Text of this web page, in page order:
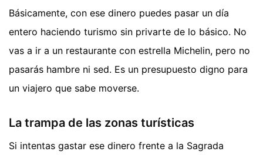
Básicamente, con ese dinero puedes pasar un día
entero haciendo turismo sin privarte de lo básico. No
vas a ir a un restaurante con estrella Michelin, pero no
pasarás hambre ni sed. Es un presupuesto digno para
un viajero que sabe moverse.
La trampa de las zonas turísticas
Si intentas gastar ese dinero frente a la Sagrada